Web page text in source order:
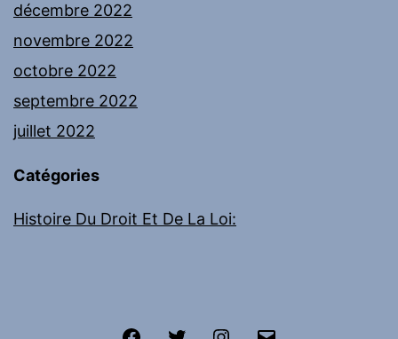
décembre 2022
novembre 2022
octobre 2022
septembre 2022
juillet 2022
Catégories
Histoire Du Droit Et De La Loi:
FacebookTwitter Instagram